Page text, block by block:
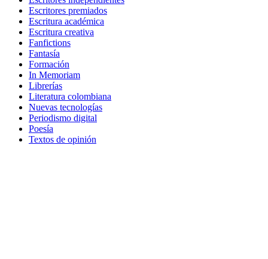
Escritores premiados
Escritura académica
Escritura creativa
Fanfictions
Fantasía
Formación
In Memoriam
Librerías
Literatura colombiana
Nuevas tecnologías
Periodismo digital
Poesía
Textos de opinión